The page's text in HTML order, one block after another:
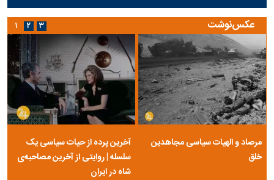
عکس‌نوشت
مرصاد و الهیات سیاسی مجاهدین
خلق
آخرین پرده از حیات سیاسی یک
سلسله | روایتی از آخرین مصاحبه‌ی
شاه در ایران
۱ ۲ ۳